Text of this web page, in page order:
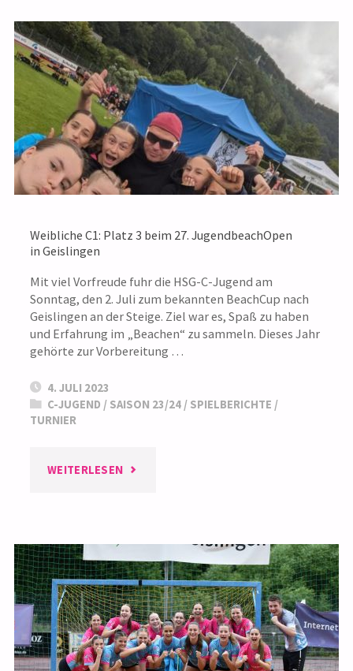
DER
C2
BEIM
ALLGÄU-
Weibliche C1: Platz 3 beim 27. JugendbeachOpen
in Geislingen
Mit viel Vorfreude fuhr die HSG-C-Jugend am
Sonntag, den 2. Juli zum bekannten BeachCup nach
Geislingen an der Steige. Ziel war es, Spaß zu haben
und Erfahrung im „Beachen“ zu sammeln. Dieses Jahr
gehörte zur Vorbereitung …
4. JULI 2023
C-JUGEND / SAISON 23/24 / SPIELBERICHTE /
TURNIER
WEITERLESEN"WEIBLICHE
PLATZ
3
BEIM
27.